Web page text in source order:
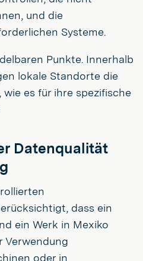
und die
Systeme.
Punkte. Innerhalb
lokale Standorte die
es für ihre spezifische
Datenqualität
dass ein
ein Werk in Mexiko
Verwendung
oder in